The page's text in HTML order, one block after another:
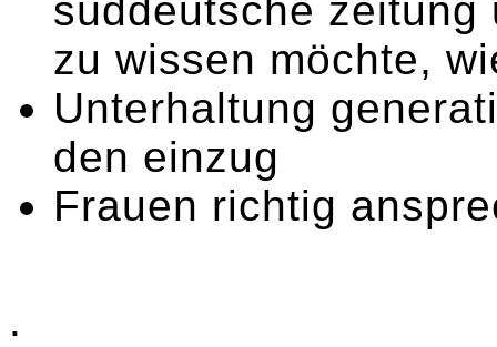
süddeutsche
zu wissen möchte,
Unterhaltung
den einzug
Frauen richtig
.